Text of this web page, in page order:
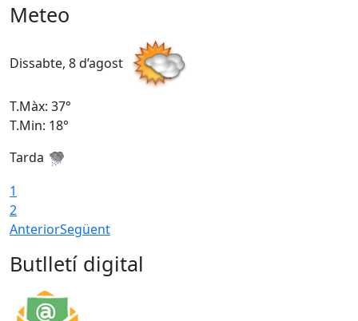
Meteo
Dissabte, 8 d’agost
T.Màx: 37°
T.Min: 18°
Tarda
1
2
AnteriorSegüent
Butlletí digital